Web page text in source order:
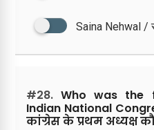
Saina Nehwal /
#28. Who was the
Indian National
कांग्रेस के प्रथम अध्यक्ष